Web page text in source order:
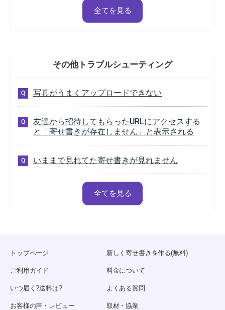
全てを見る
その他トラブルシューティング
写真がうまくアップロードできない
友達から招待してもらったURLにアクセスする
と「寄せ書きが存在しません」と表示される
いままで見れてた寄せ書きが見れません
全てを見る
トップページ 新しく寄せ書きを作る(無料)
ご利用ガイド 料金について
いつ届く?送料は? よくある質問
お客様の声・レビュー 取材・協業